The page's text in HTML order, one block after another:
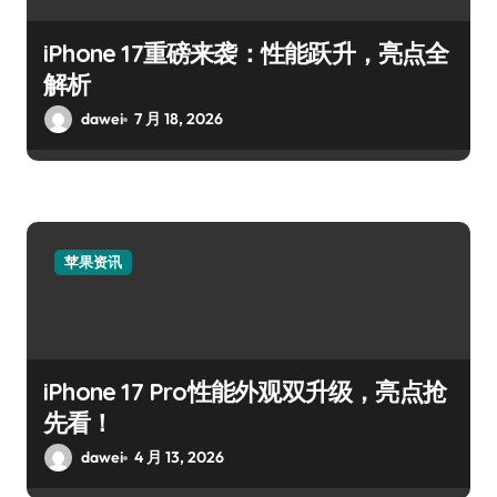
iPhone 17重磅来袭：性能跃升，亮点全
解析
dawei 7 月 18, 2026
苹果资讯
iPhone 17 Pro性能外观双升级，亮点抢
先看！
dawei 4 月 13, 2026